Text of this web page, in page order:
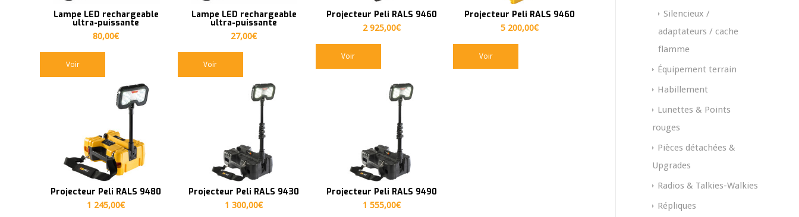
Lampe LED rechargeable
ultra-puissante
80,00€
Voir
Lampe LED rechargeable
ultra-puissante
27,00€
Voir
Projecteur Peli RALS 9460
2 925,00€
Voir
Projecteur Peli RALS 9460
5 200,00€
Voir
Projecteur Peli RALS 9480
1 245,00€
Projecteur Peli RALS 9430
1 300,00€
Projecteur Peli RALS 9490
1 555,00€
Silencieux /
adaptateurs / cache
flamme
Équipement terrain
Habillement
Lunettes & Points
rouges
Pièces détachées &
Upgrades
Radios & Talkies-Walkies
Répliques